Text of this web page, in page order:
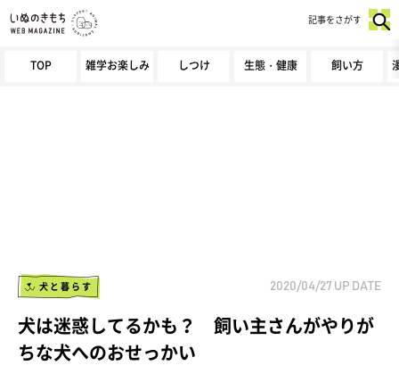
TOP 雑学お楽しみ しつけ 生態・健康 飼い方
記事をさがす
犬と暮らす 2020/04/27 UP DATE
犬は迷惑してるかも？ 飼い主さんがやりが
ちな犬へのおせっかい